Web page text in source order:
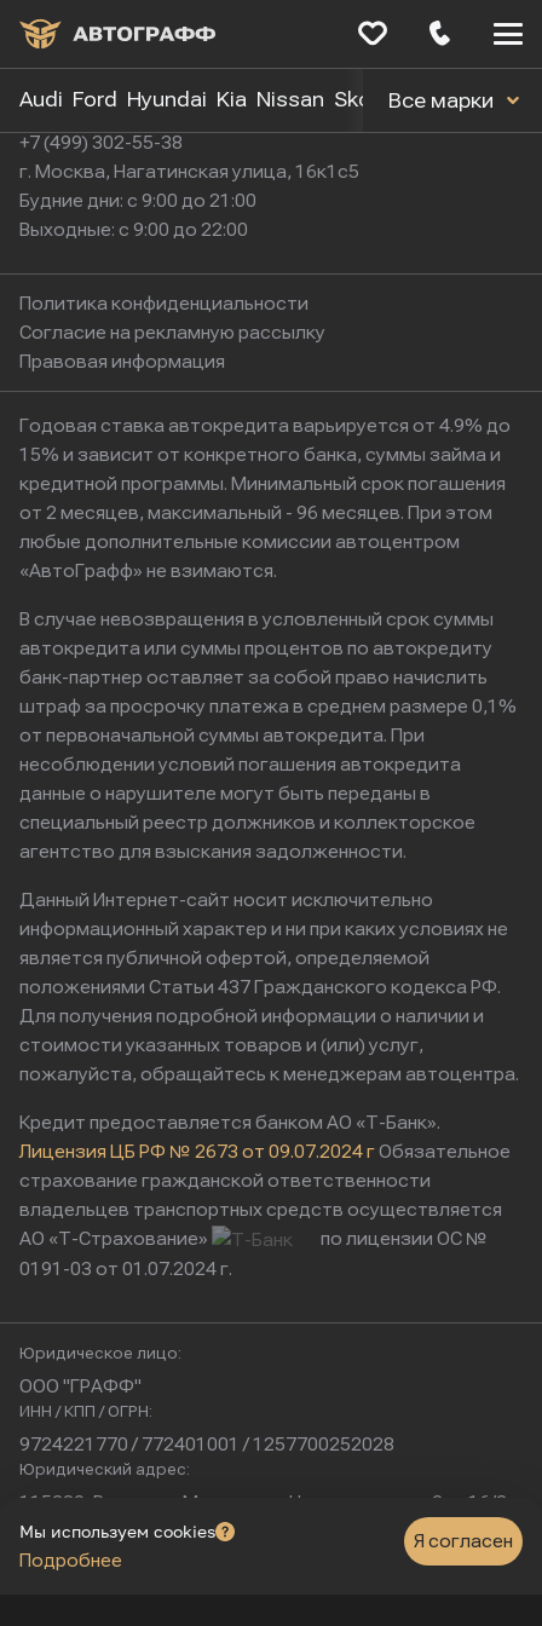
Audi Ford Hyundai Kia Nissan Skoda Toyota
Все марки
+7 (499) 302-55-38
г. Москва, Нагатинская улица, 16к1с5
Будние дни: с 9:00 до 21:00
Выходные: с 9:00 до 22:00
Политика конфиденциальности
Согласие на рекламную рассылку
Правовая информация
Годовая ставка автокредита варьируется от 4.9% до
15% и зависит от конкретного банка, суммы займа и
кредитной программы. Минимальный срок погашения
от 2 месяцев, максимальный - 96 месяцев. При этом
любые дополнительные комиссии автоцентром
«АвтоГрафф» не взимаются.
В случае невозвращения в условленный срок суммы
автокредита или суммы процентов по автокредиту
банк-партнер оставляет за собой право начислить
штраф за просрочку платежа в среднем размере 0,1%
от первоначальной суммы автокредита. При
несоблюдении условий погашения автокредита
данные о нарушителе могут быть переданы в
специальный реестр должников и коллекторское
агентство для взыскания задолженности.
Данный Интернет-сайт носит исключительно
информационный характер и ни при каких условиях не
является публичной офертой, определяемой
положениями Статьи 437 Гражданского кодекса РФ.
Для получения подробной информации о наличии и
стоимости указанных товаров и (или) услуг,
пожалуйста, обращайтесь к менеджерам автоцентра.
Кредит предоставляется банком АО «Т-Банк».
Лицензия ЦБ РФ № 2673 от 09.07.2024 гОбязательное
страхование гражданской ответственности
владельцев транспортных средств осуществляется
АО «Т-Страхование»
по лицензии ОС №
0191-03 от 01.07.2024 г.
Юридическое лицо:
ООО "ГРАФФ"
ИНН / КПП / ОГРН:
9724221770 / 772401001 / 1257700252028
Юридический адрес:
115230, Россия, г. Москва, ул. Нагатинская, д. 2, п. 16/2
Физический адрес:
г. Москва, Нагатинская улица, 16к1с5
Мы используем cookies
Подробнее
Я согласен